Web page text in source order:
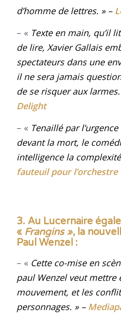
d’homme de lettres. » –
– « Texte en main, qu’il
de lire, Xavier Gallais
spectateurs dans une
il ne sera jamais
de se risquer aux larmes.
Delight
– « Tenaillé par
devant la mort, le
intelligence la
fauteuil pour l’orchestre
3. Au Lucernaire
« Frangins », la
Paul Wenzel :
– « Cette co-mise en
paul Wenzel veut mettre
mouvement, et les
personnages. » –